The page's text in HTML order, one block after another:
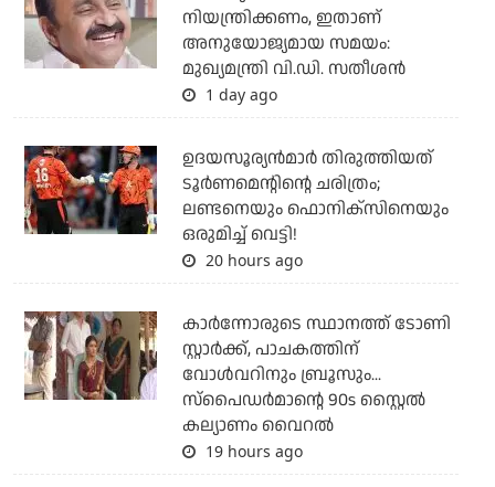
നിയന്ത്രിക്കണം, ഇതാണ്
അനുയോജ്യമായ സമയം:
മുഖ്യമന്ത്രി വി.ഡി. സതീശന്‍
1 day ago
ഉദയസൂര്യന്‍മാര്‍ തിരുത്തിയത്
ടൂര്‍ണമെന്റിന്റെ ചരിത്രം;
ലണ്ടനെയും ഫൊനിക്‌സിനെയും
ഒരുമിച്ച് വെട്ടി!
20 hours ago
കാര്‍ന്നോരുടെ സ്ഥാനത്ത് ടോണി
സ്റ്റാര്‍ക്ക്, പാചകത്തിന്
വോള്‍വറിനും ബ്രൂസും...
സ്‌പൈഡര്‍മാന്റെ 90s സ്റ്റൈല്‍
കല്യാണം വൈറല്‍
19 hours ago